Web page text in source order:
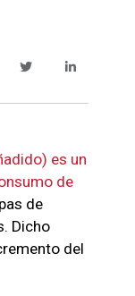
es un
de
de
Dicho
del